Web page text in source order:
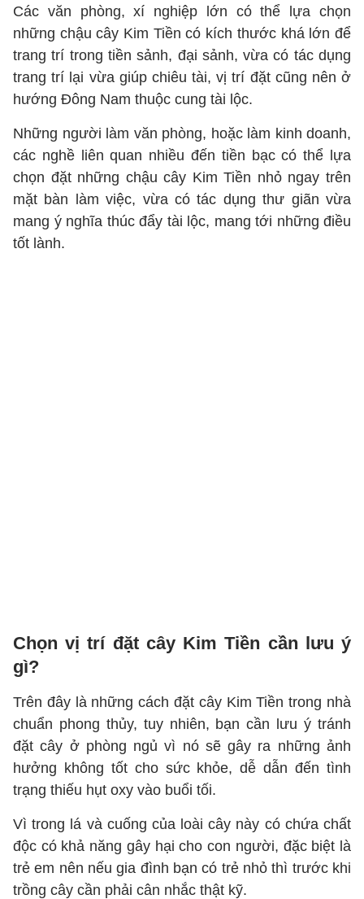
Các văn phòng, xí nghiệp lớn có thể lựa chọn
những chậu cây Kim Tiền có kích thước khá lớn để
trang trí trong tiền sảnh, đại sảnh, vừa có tác dụng
trang trí lại vừa giúp chiêu tài, vị trí đặt cũng nên ở
hướng Đông Nam thuộc cung tài lộc.
Những người làm văn phòng, hoặc làm kinh doanh,
các nghề liên quan nhiều đến tiền bạc có thể lựa
chọn đặt những chậu cây Kim Tiền nhỏ ngay trên
mặt bàn làm việc, vừa có tác dụng thư giãn vừa
mang ý nghĩa thúc đẩy tài lộc, mang tới những điều
tốt lành.
Chọn vị trí đặt cây Kim Tiền cần lưu ý
gì?
Trên đây là những cách đặt cây Kim Tiền trong nhà
chuẩn phong thủy, tuy nhiên, bạn cần lưu ý tránh
đặt cây ở phòng ngủ vì nó sẽ gây ra những ảnh
hưởng không tốt cho sức khỏe, dễ dẫn đến tình
trạng thiếu hụt oxy vào buổi tối.
Vì trong lá và cuống của loài cây này có chứa chất
độc có khả năng gây hại cho con người, đặc biệt là
trẻ em nên nếu gia đình bạn có trẻ nhỏ thì trước khi
trồng cây cần phải cân nhắc thật kỹ.